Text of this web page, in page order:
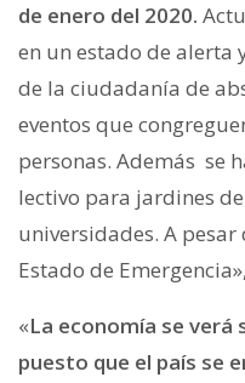
de enero del 2020.
en un estado de alerta
de la ciudadanía de
eventos que
personas. Además se
lectivo para jardines
universidades. A pesar
Estado de
«La economía se
puesto que el país se